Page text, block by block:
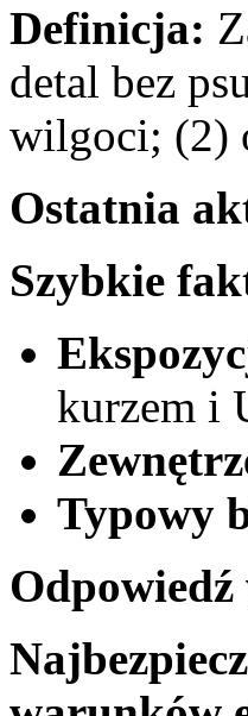
Definicja:
detal bez
wilgoci; (2)
Ostatnia
Szybkie
kurzem i
Typowy